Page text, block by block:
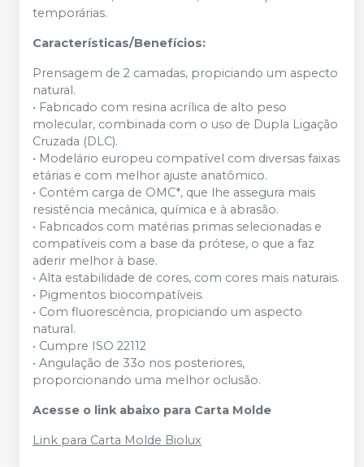
temporárias.
Características/Benefícios:
Prensagem de 2 camadas, propiciando um aspecto
natural.
• Fabricado com resina acrílica de alto peso
molecular, combinada com o uso de Dupla Ligação
Cruzada (DLC).
• Modelário europeu compatível com diversas faixas
etárias e com melhor ajuste anatômico.
• Contém carga de OMC*, que lhe assegura mais
resistência mecânica, química e à abrasão.
• Fabricados com matérias primas selecionadas e
compatíveis com a base da prótese, o que a faz
aderir melhor à base.
• Alta estabilidade de cores, com cores mais naturais.
• Pigmentos biocompatíveis.
• Com fluorescência, propiciando um aspecto
natural.
• Cumpre ISO 22112
• Angulação de 33o nos posteriores,
proporcionando uma melhor oclusão.
Acesse o link abaixo para Carta Molde
Link para Carta Molde Biolux